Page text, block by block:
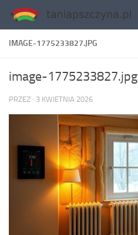
Skip to content
IMAGE-1775233827.JPG
image-1775233827.jpg
PRZEZ · 3 KWIETNIA 2026